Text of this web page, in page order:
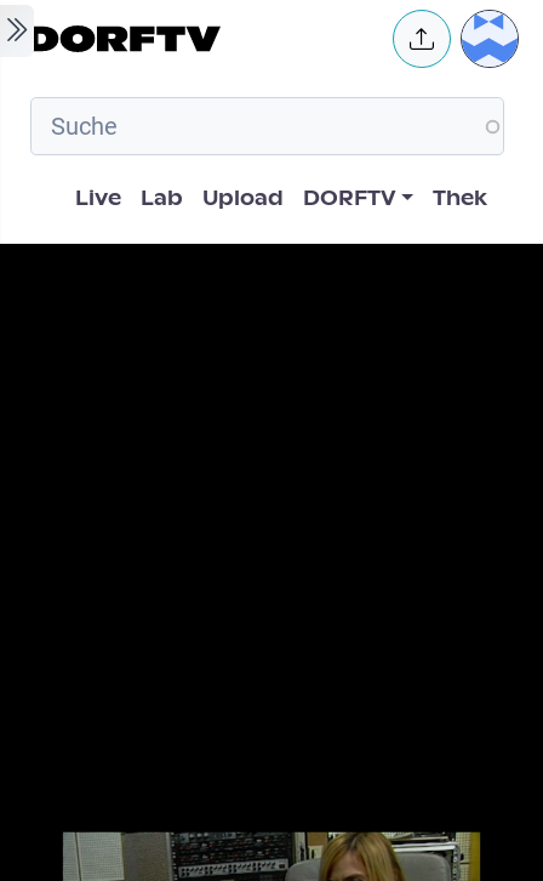
Skip to main content User
Hauptnavigation
Live Lab Upload DORFTV Thek